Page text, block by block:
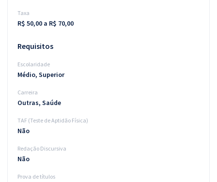
Taxa
R$ 50,00 a R$ 70,00
Requisitos
Escolaridade
Médio, Superior
Carreira
Outras, Saúde
TAF (Teste de Aptidão Física)
Não
Redação Discursiva
Não
Prova de títulos